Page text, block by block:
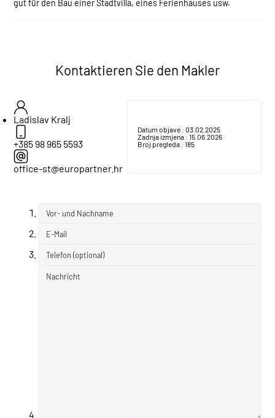
gut für den Bau einer Stadtvilla, eines Ferienhauses usw.
Kontaktieren Sie den Makler
Ladislav Kralj
+385 98 965 5593
office-st@europartner.hr
Datum objave : 03.02.2025
Zadnja izmjena : 15.06.2026
Broj pregleda : 185